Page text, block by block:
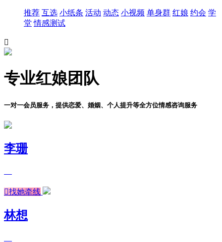
推荐 互选 小纸条 活动 动态 小视频 单身群 红娘 约会 学
堂 情感测试

专业红娘团队
一对一会员服务，提供恋爱、婚姻、个人提升等全方位情感咨询服务
李珊
找她牵线
林想